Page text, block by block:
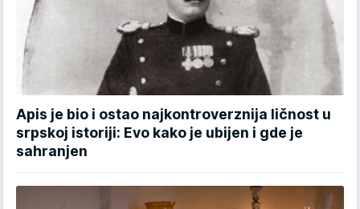
Apis je bio i ostao najkontroverznija ličnost u
srpskoj istoriji: Evo kako je ubijen i gde je
sahranjen